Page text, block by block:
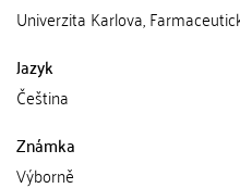
Univerzita Karlova,
Jazyk
Čeština
Známka
Výborně